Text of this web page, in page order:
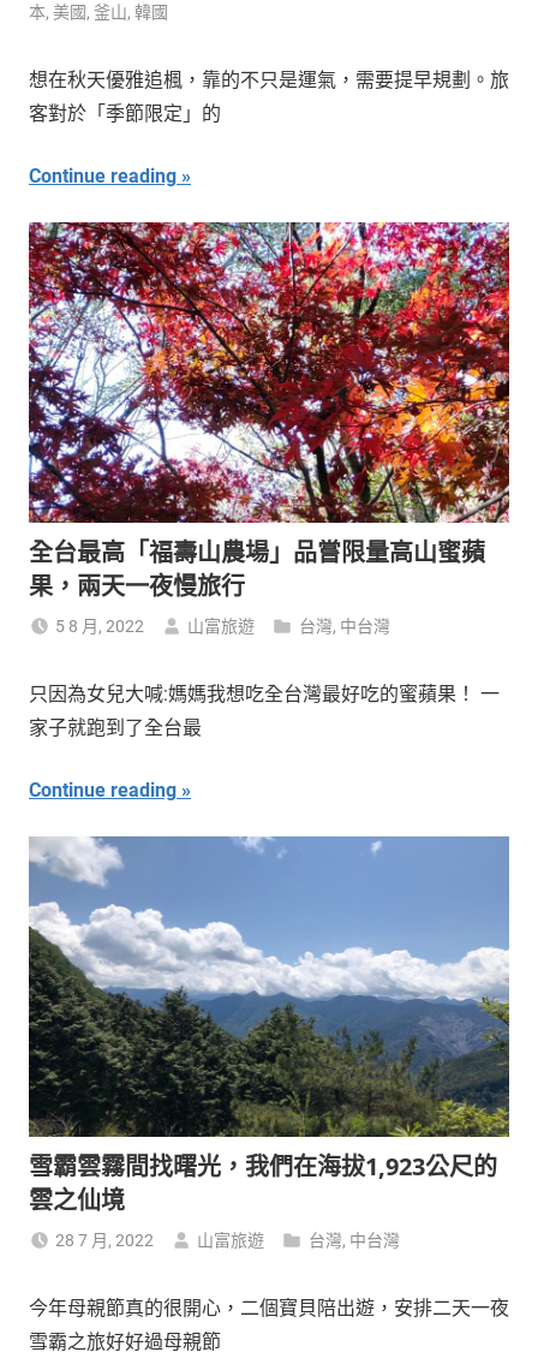
本, 美國, 釜山, 韓國
想在秋天優雅追楓，靠的不只是運氣，需要提早規劃。旅
客對於「季節限定」的
Continue reading
全台最高「福壽山農場」品嘗限量高山蜜蘋
果，兩天一夜慢旅行
5 8 月, 2022 山富旅遊 台灣, 中台灣
只因為女兒大喊:媽媽我想吃全台灣最好吃的蜜蘋果！ 一
家子就跑到了全台最
Continue reading
雪霸雲霧間找曙光，我們在海拔1,923公尺的
雲之仙境
28 7 月, 2022 山富旅遊 台灣, 中台灣
今年母親節真的很開心，二個寶貝陪出遊，安排二天一夜
雪霸之旅好好過母親節